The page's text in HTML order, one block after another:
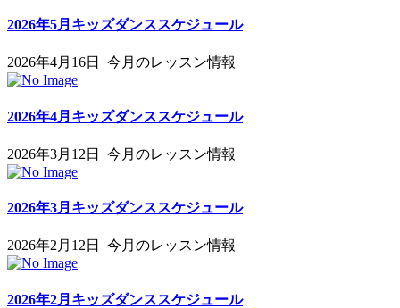
2026年5月キッズダンススケジュール
2026年4月16日 今月のレッスン情報
2026年4月キッズダンススケジュール
2026年3月12日 今月のレッスン情報
2026年3月キッズダンススケジュール
2026年2月12日 今月のレッスン情報
2026年2月キッズダンススケジュール